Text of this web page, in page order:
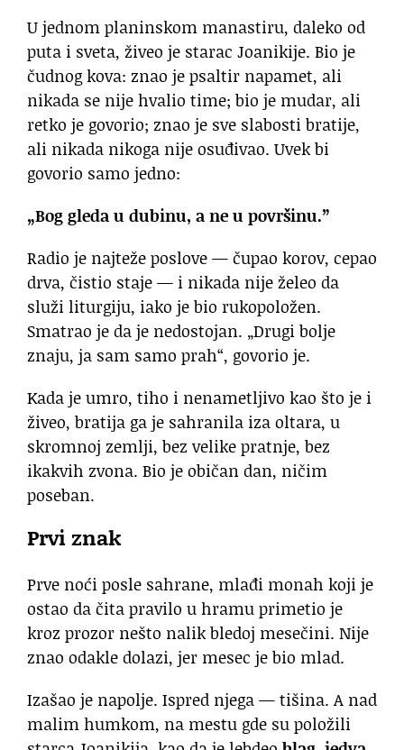
U jednom planinskom manastiru, daleko od
puta i sveta, živeo je starac Joanikije. Bio je
čudnog kova: znao je psaltir napamet, ali
nikada se nije hvalio time; bio je mudar, ali
retko je govorio; znao je sve slabosti bratije,
ali nikada nikoga nije osuđivao. Uvek bi
govorio samo jedno:
„Bog gleda u dubinu, a ne u površinu.”
Radio je najteže poslove — čupao korov, cepao
drva, čistio staje — i nikada nije želeo da
služi liturgiju, iako je bio rukopoložen.
Smatrao je da je nedostojan. „Drugi bolje
znaju, ja sam samo prah“, govorio je.
Kada je umro, tiho i nenametljivo kao što je i
živeo, bratija ga je sahranila iza oltara, u
skromnoj zemlji, bez velike pratnje, bez
ikakvih zvona. Bio je običan dan, ničim
poseban.
Prvi znak
Prve noći posle sahrane, mlađi monah koji je
ostao da čita pravilo u hramu primetio je
kroz prozor nešto nalik bledoj mesečini. Nije
znao odakle dolazi, jer mesec je bio mlad.
Izašao je napolje. Ispred njega — tišina. A nad
malim humkom, na mestu gde su položili